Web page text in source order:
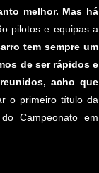
melhor. Mas há
pilotos e equipas a
tem sempre um
de ser rápidos e
acho que
o primeiro título da
Campeonato em